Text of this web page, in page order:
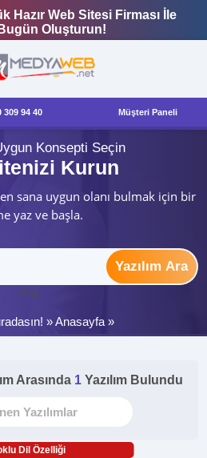
Hazır Web Sitesi Firması İle
Oluşturun!
309 94 40 Müşteri Paneli
Konsepti Seçin
Kurun
sana uygun olanı bulmak için bir
yaz ve başla.
Yazılım Ara
ytag
»Anasayfa »
Arasında 1 Yazılım Bulundu
Dil Özelliği